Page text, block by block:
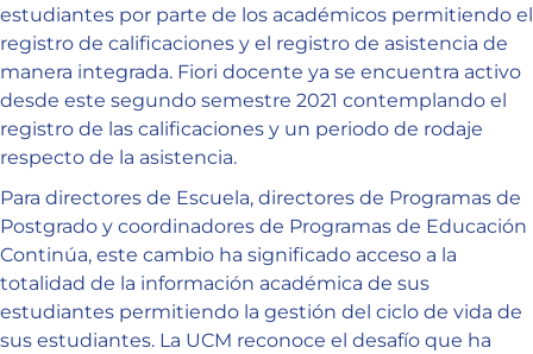
estudiantes por parte de los académicos permitiendo el
registro de calificaciones y el registro de asistencia de
manera integrada. Fiori docente ya se encuentra activo
desde este segundo semestre 2021 contemplando el
registro de las calificaciones y un periodo de rodaje
respecto de la asistencia.
Para directores de Escuela, directores de Programas de
Postgrado y coordinadores de Programas de Educación
Continúa, este cambio ha significado acceso a la
totalidad de la información académica de sus
estudiantes permitiendo la gestión del ciclo de vida de
sus estudiantes. La UCM reconoce el desafío que ha